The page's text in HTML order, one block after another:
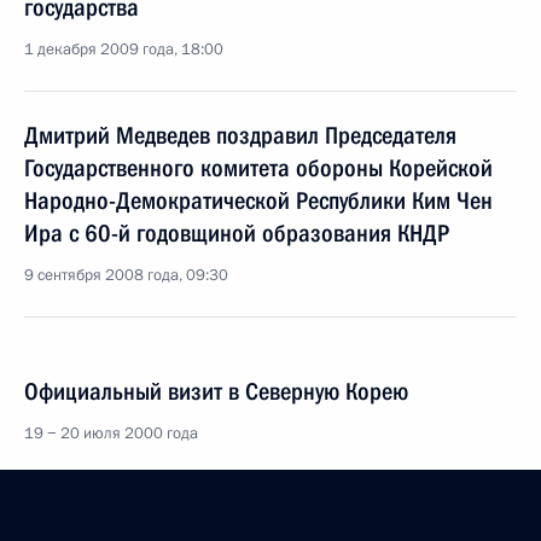
государства
1 декабря 2009 года, 18:00
Дмитрий Медведев поздравил Председателя
Государственного комитета обороны Корейской
Народно-Демократической Республики Ким Чен
Ира с 60-й годовщиной образования КНДР
9 сентября 2008 года, 09:30
Официальный визит в Северную Корею
19 − 20 июля 2000 года